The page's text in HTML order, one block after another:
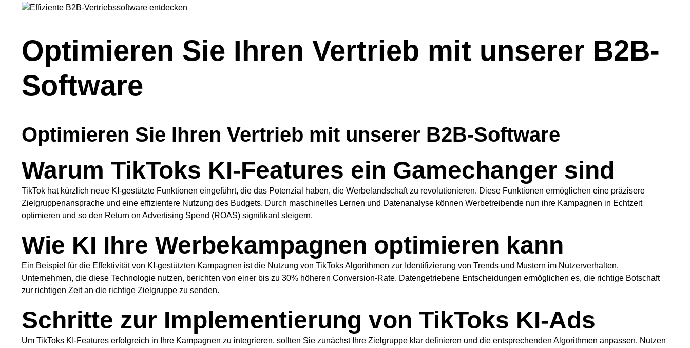
Optimieren Sie Ihren Vertrieb mit unserer B2B-
Software
Optimieren Sie Ihren Vertrieb mit unserer B2B-Software
Warum TikToks KI-Features ein Gamechanger sind
TikTok hat kürzlich neue KI-gestützte Funktionen eingeführt, die das Potenzial haben, die Werbelandschaft zu revolutionieren. Diese Funktionen ermöglichen eine präzisere
Zielgruppenansprache und eine effizientere Nutzung des Budgets. Durch maschinelles Lernen und Datenanalyse können Werbetreibende nun ihre Kampagnen in Echtzeit
optimieren und so den Return on Advertising Spend (ROAS) signifikant steigern.
Wie KI Ihre Werbekampagnen optimieren kann
Ein Beispiel für die Effektivität von KI-gestützten Kampagnen ist die Nutzung von TikToks Algorithmen zur Identifizierung von Trends und Mustern im Nutzerverhalten.
Unternehmen, die diese Technologie nutzen, berichten von einer bis zu 30% höheren Conversion-Rate. Datengetriebene Entscheidungen ermöglichen es, die richtige Botschaft
zur richtigen Zeit an die richtige Zielgruppe zu senden.
Schritte zur Implementierung von TikToks KI-Ads
Um TikToks KI-Features erfolgreich in Ihre Kampagnen zu integrieren, sollten Sie zunächst Ihre Zielgruppe klar definieren und die entsprechenden Algorithmen anpassen. Nutzen